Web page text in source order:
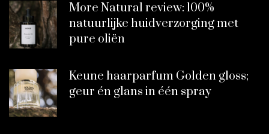
More Natural review: 100%
natuurlijke huidverzorging met
pure oliën
Keune haarparfum Golden gloss;
geur én glans in één spray